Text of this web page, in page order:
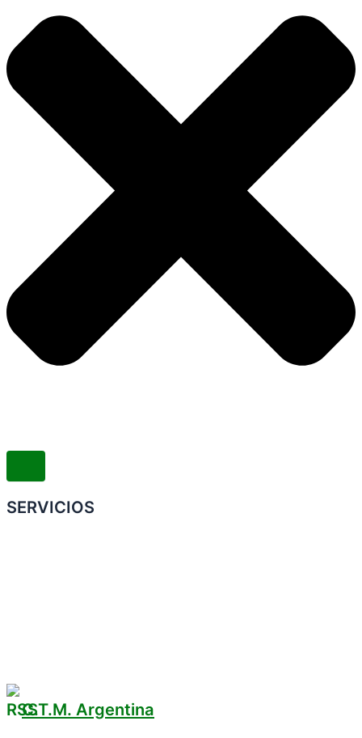
SERVICIOS
C.T.M. Argentina